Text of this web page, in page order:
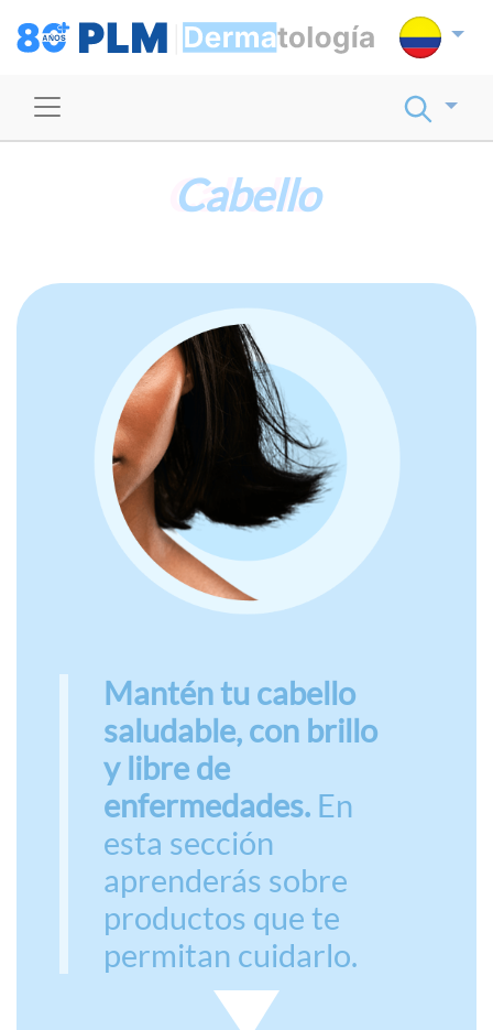
Cabello
Mantén tu cabello
saludable, con brillo
y libre de
enfermedades. En
esta sección
aprenderás sobre
productos que te
permitan cuidarlo.